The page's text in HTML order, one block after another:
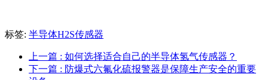
标签: 半导体H2S传感器
上一篇 : 如何选择适合自己的半导体氢气传感器？
下一篇 : 防爆式六氟化硫报警器是保障生产安全的重要